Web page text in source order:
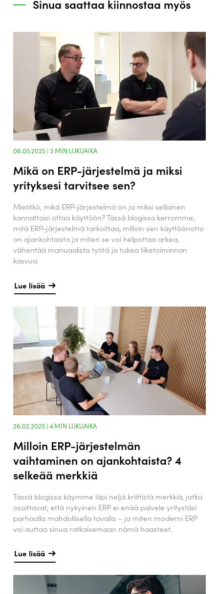
Sinua saattaa kiinnostaa myös
06.05.2025 | 3MIN LUKUAIKA
Mikä on ERP-järjestelmä ja miksi
yrityksesi tarvitsee sen?
Mietitkö, mikä ERP-järjestelmä on ja miksi sellainen
kannattaisi ottaa käyttöön? Tässä blogissa kerromme,
mitä ERP-järjestelmä tarkoittaa, milloin sen käyttöönotto
on ajankohtaista ja miten se voi helpottaa arkea,
vähentää manuaalista työtä ja tukea liiketoiminnan
kasvua.
Lue lisää
26.02.2025 | 4 MIN LUKUAIKA
Milloin ERP-järjestelmän
vaihtaminen on ajankohtaista? 4
selkeää merkkiä
Tässä blogissa käymme läpi neljä kriittistä merkkiä, jotka
osoittavat, että nykyinen ERP ei enää palvele yritystäsi
parhaalla mahdollisella tavalla – ja miten moderni ERP
voi auttaa sinua ratkaisemaan nämä haasteet.
Lue lisää